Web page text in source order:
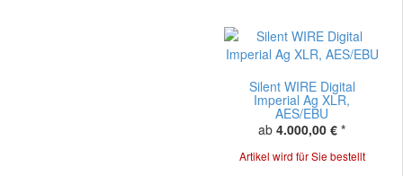
Silent WIRE Digital
Imperial Ag XLR,
AES/EBU
ab 4.000,00 € *
Artikel wird für Sie bestellt